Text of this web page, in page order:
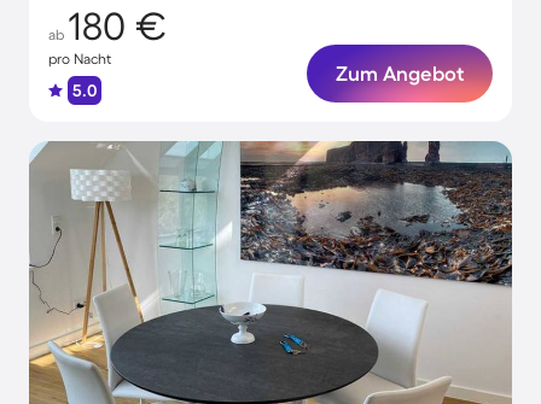
ab 180 €
pro Nacht
5.0
Zum Angebot